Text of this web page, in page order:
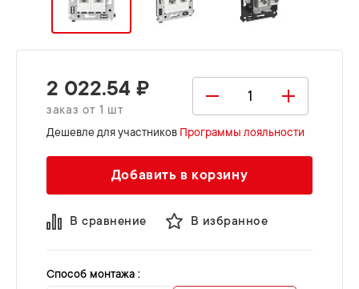
2 022.54 ₽
заказ от 1 шт
Дешевле для участников Программы лояльности
Добавить в корзину
В сравнение В избранное
Способ монтажа :